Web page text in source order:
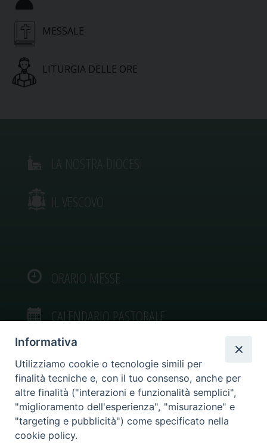
MESSALE
LITURGIA DELLE ORE
IL VESCOVO
ORARIO MESSE
CALENDARIO PASTORALE
VIDEOGALLERY
PHOTOGALLERY
Informativa
Utilizziamo cookie o tecnologie simili per
finalità tecniche e, con il tuo consenso, anche per
altre finalità ("interazioni e funzionalità semplici",
"miglioramento dell'esperienza", "misurazione" e
"targeting e pubblicità") come specificato nella
cookie policy.